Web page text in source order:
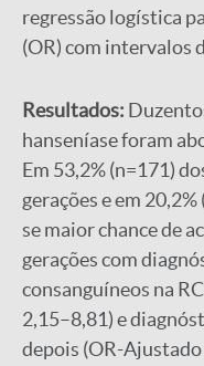
regressão logística
(OR) com intervalos
Resultados:
hanseníase foram
Em 53,2% (n=171)
gerações e em
se maior chance de
gerações com
consanguíneos na
2,15–8,81) e
depois (OR-